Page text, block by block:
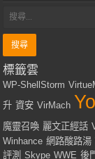
標籤雲
WP-ShellStorm
升 資安 VirMach
魔靈召喚 麗文正經話
Winhance 網路酸路湯
評測 Skype WWE 後